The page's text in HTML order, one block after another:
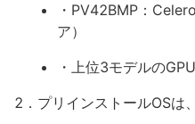
・PV42BMP：
ア）
・上位3モデルの
2．プリインストールOSは、